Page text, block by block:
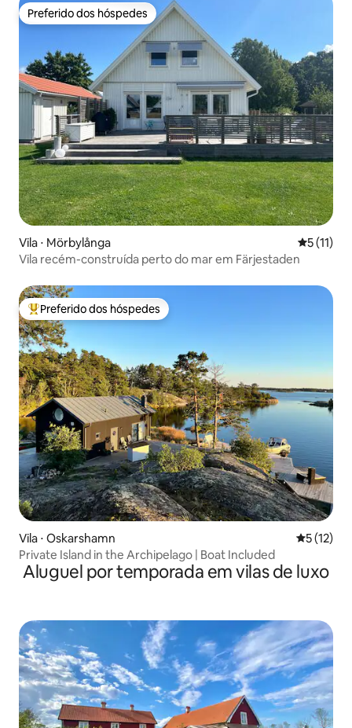
Preferido dos hóspedes
Preferido dos hóspedes
Vila ⋅ Mörbylånga 5 de uma
5 (11)
Vila recém-construída perto do mar em Färjestaden
Entre os melhores preferidos dos hóspedes
Preferido dos hóspedes
Vila ⋅ Oskarshamn 5 de uma
5 (12)
Private Island in the Archipelago | Boat Included
Aluguel por temporada em vilas de luxo